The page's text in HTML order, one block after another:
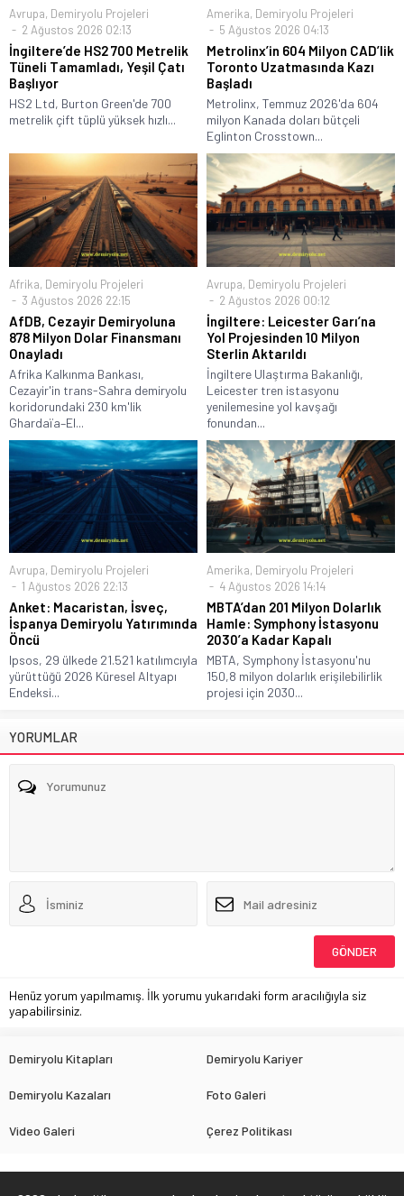
Avrupa, Demiryolu Projeleri
2 Ağustos 2026 02:13
İngiltere’de HS2 700 Metrelik
Tüneli Tamamladı, Yeşil Çatı
Başlıyor
HS2 Ltd, Burton Green'de 700
metrelik çift tüplü yüksek hızlı...
Amerika, Demiryolu Projeleri
5 Ağustos 2026 04:13
Metrolinx’in 604 Milyon CAD’lik
Toronto Uzatmasında Kazı
Başladı
Metrolinx, Temmuz 2026'da 604
milyon Kanada doları bütçeli
Eglinton Crosstown...
Afrika, Demiryolu Projeleri
3 Ağustos 2026 22:15
AfDB, Cezayir Demiryoluna
878 Milyon Dolar Finansmanı
Onayladı
Afrika Kalkınma Bankası,
Cezayir'in trans-Sahra demiryolu
koridorundaki 230 km'lik
Ghardaïa–El...
Avrupa, Demiryolu Projeleri
2 Ağustos 2026 00:12
İngiltere: Leicester Garı’na
Yol Projesinden 10 Milyon
Sterlin Aktarıldı
İngiltere Ulaştırma Bakanlığı,
Leicester tren istasyonu
yenilemesine yol kavşağı
fonundan...
Avrupa, Demiryolu Projeleri
1 Ağustos 2026 22:13
Anket: Macaristan, İsveç,
İspanya Demiryolu Yatırımında
Öncü
Ipsos, 29 ülkede 21.521 katılımcıyla
yürüttüğü 2026 Küresel Altyapı
Endeksi...
Amerika, Demiryolu Projeleri
4 Ağustos 2026 14:14
MBTA’dan 201 Milyon Dolarlık
Hamle: Symphony İstasyonu
2030’a Kadar Kapalı
MBTA, Symphony İstasyonu'nu
150,8 milyon dolarlık erişilebilirlik
projesi için 2030...
YORUMLAR
Henüz yorum yapılmamış. İlk yorumu yukarıdaki form aracılığıyla siz
yapabilirsiniz.
Demiryolu Kitapları Demiryolu Kariyer
Demiryolu Kazaları Foto Galeri
Video Galeri Çerez Politikası